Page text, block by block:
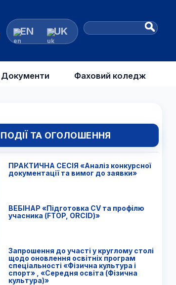
Документи Фаховий коледж
ПОДІЇ ТА ОГОЛОШЕННЯ
ПРАКТИЧНА СЕСІЯ «Аналіз конкурсної
документації та вимог до заявки»
ВЕБІНАР «Підготовка CV та профілю
учасника (FTОP, ORCID)»
Запрошення до участі у круглому столі
щодо оновлення освітніх програм
спеціальності «Фізична культура і
спорт» , «Середня освіта (Фізична
культура)»
EN UK